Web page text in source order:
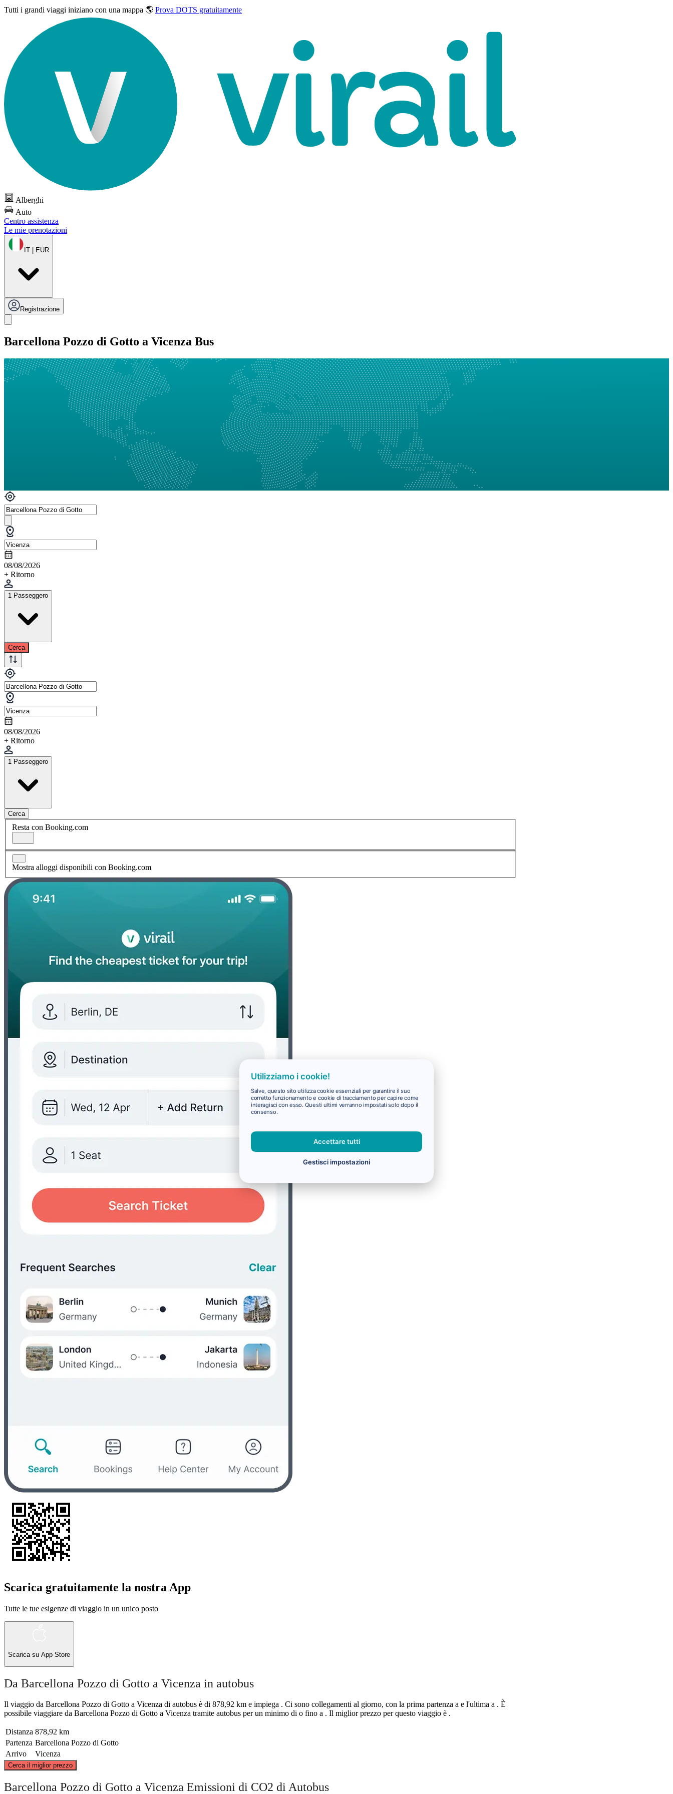
Tutti i grandi viaggi iniziano con una mappa 🌎 Prova DOTS gratuitamente
Alberghi
Auto
Centro assistenza
Le mie prenotazioni
IT | EUR
Registrazione
Barcellona Pozzo di Gotto a Vicenza Bus
08/08/2026
+ Ritorno
1 Passeggero
Cerca
08/08/2026
+ Ritorno
1 Passeggero
Cerca
Resta con Booking.com
Mostra alloggi disponibili con Booking.com
Scarica gratuitamente la nostra App
Tutte le tue esigenze di viaggio in un unico posto
Scarica su App Store
Da Barcellona Pozzo di Gotto a Vicenza in autobus
Il viaggio da Barcellona Pozzo di Gotto a Vicenza di autobus è di 878,92 km e impiega . Ci sono collegamenti al giorno, con la prima partenza a e l'ultima a . È
possibile viaggiare da Barcellona Pozzo di Gotto a Vicenza tramite autobus per un minimo di o fino a . Il miglior prezzo per questo viaggio è .
Distanza 878,92 km
Partenza Barcellona Pozzo di Gotto
Arrivo
Vicenza
Cerca il miglior prezzo
Barcellona Pozzo di Gotto a Vicenza Emissioni di CO2 di Autobus
Utilizziamo i cookie!
Salve, questo sito utilizza cookie essenziali per garantire il suo
corretto funzionamento e cookie di tracciamento per capire come
interagisci con esso. Questi ultimi verranno impostati solo dopo il
consenso.
Accettare tutti
Gestisci impostazioni